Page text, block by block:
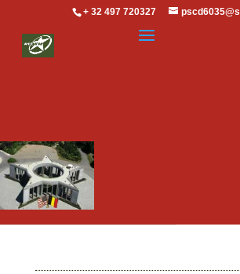
+ 32 497 720327